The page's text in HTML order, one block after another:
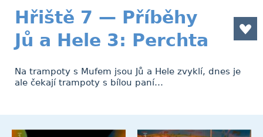
Hřiště 7 — Příběhy
Jů a Hele 3: Perchta
Na trampoty s Mufem jsou Jů a Hele zvyklí, dnes je
ale čekají trampoty s bílou paní…